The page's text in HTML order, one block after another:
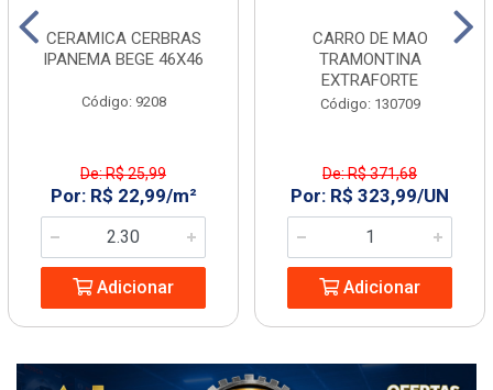
CERAMICA CERBRAS
IPANEMA BEGE 46X46
Código: 9208
De: R$ 25,99
Por: R$ 22,99/m²
Adicionar
CARRO DE MAO
TRAMONTINA
EXTRAFORTE
Código: 130709
De: R$ 371,68
Por: R$ 323,99/UN
Adicionar